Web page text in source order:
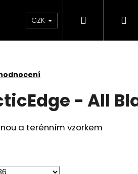
CZK Hledat
- All
a terénním vzorkem